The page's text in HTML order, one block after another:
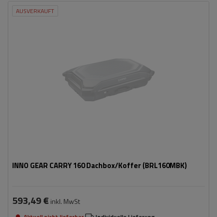
AUSVERKAUFT
INNO GEAR CARRY 160 Dachbox/Koffer (BRL160MBK)
Einseitig
rollen für einfachen Transport und Montage
werkzeuglose Montage
593,49 € inkl. MwSt